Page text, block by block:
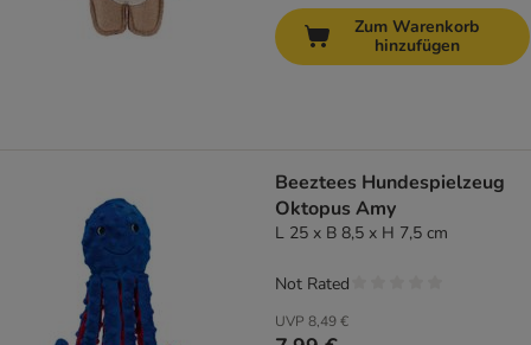
Zum Warenkorb
hinzufügen
Beeztees Hundespielzeug
Oktopus Amy
L 25 x B 8,5 x H 7,5 cm
UVP 8,49 €
Not Rated